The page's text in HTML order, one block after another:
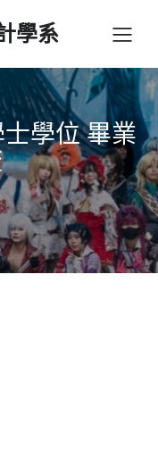
學系
學位 畢業